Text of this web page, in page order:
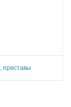
приставы